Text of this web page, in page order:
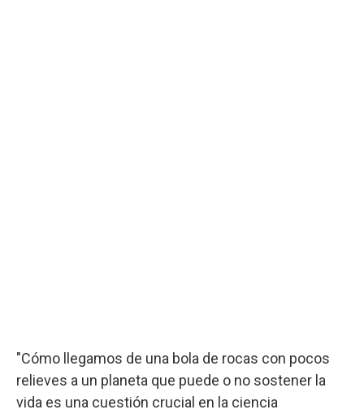
"Cómo llegamos de una bola de rocas con pocos
relieves a un planeta que puede o no sostener la
vida es una cuestión crucial en la ciencia